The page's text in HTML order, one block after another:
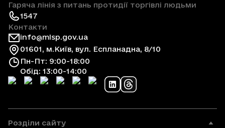
Гаряча лінія з питань протидії торгівлі людьми
1547
Контакти
info@mlsp.gov.ua
01601, м.Київ, вул. Еспланадна, 8/10
Пн-Пт: 9:00-18:00
Обід: 13:00-14:00
Розділи сайту